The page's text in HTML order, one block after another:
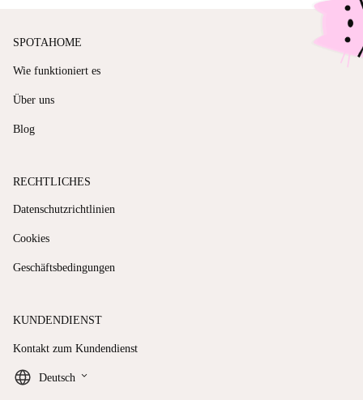
SPOTAHOME
Wie funktioniert es
Über uns
Blog
RECHTLICHES
Datenschutzrichtlinien
Cookies
Geschäftsbedingungen
KUNDENDIENST
Kontakt zum Kundendienst
Deutsch keyboard_arrow_down